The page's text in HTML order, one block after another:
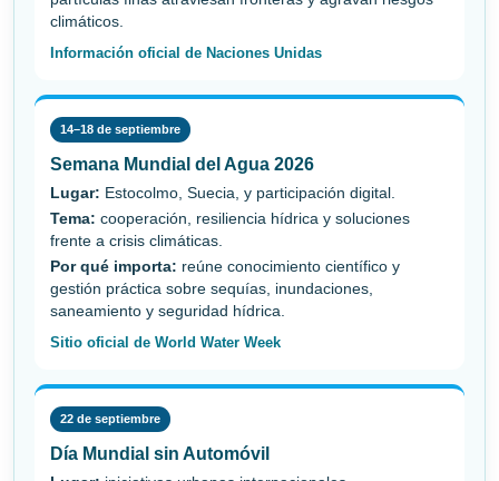
climáticos.
Información oficial de Naciones Unidas
14–18 de septiembre
Semana Mundial del Agua 2026
Lugar: Estocolmo, Suecia, y participación digital.
Tema: cooperación, resiliencia hídrica y soluciones
frente a crisis climáticas.
Por qué importa: reúne conocimiento científico y
gestión práctica sobre sequías, inundaciones,
saneamiento y seguridad hídrica.
Sitio oficial de World Water Week
22 de septiembre
Día Mundial sin Automóvil